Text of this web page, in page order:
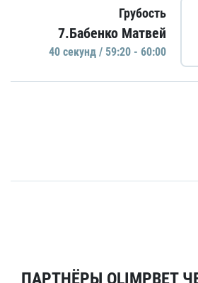
Грубость
7.Бабенко Матвей
40 секунд / 59:20 - 60:00
ПАРТНЁРЫ OLIMPBET